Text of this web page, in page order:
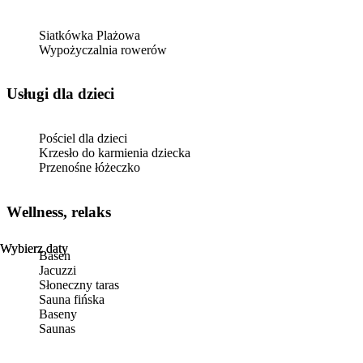
Wybierz daty
Wybierz daty
Siatkówka Plażowa
Wypożyczalnia rowerów
usługi dla dzieci
Pościel dla dzieci
Krzesło do karmienia dziecka
Przenośne łóżeczko
Wellness, relaks
Basen
Jacuzzi
Słoneczny taras
Sauna fińska
Baseny
Saunas